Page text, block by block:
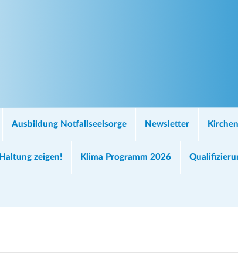
Ausbildung Notfallseelsorge Newsletter
Haltung zeigen! Klima Programm 2026